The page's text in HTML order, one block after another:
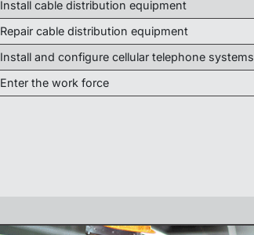
Install cable distribution equipment
Repair cable distribution equipment
Install and configure cellular telephone systems
Enter the work force